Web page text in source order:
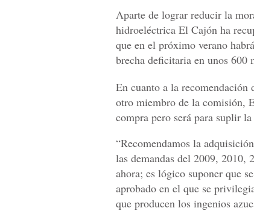
Aparte de lograr reducir la
hidroeléctrica El Cajón ha
que en el próximo verano
brecha deficitaria en unos 600
En cuanto a la recomendación
otro miembro de la comisión,
compra pero será para suplir
“Recomendamos la
las demandas del 2009, 2010,
ahora; es lógico suponer que
aprobado en el que se
que producen los ingenios